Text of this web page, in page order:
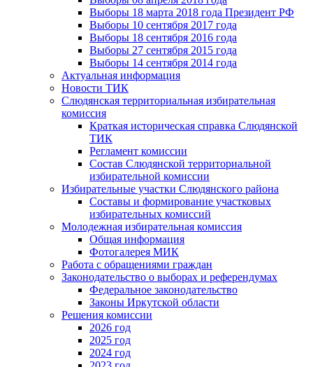
Выборы 18 марта 2018 года Президент РФ
Выборы 10 сентября 2017 года
Выборы 18 сентября 2016 года
Выборы 27 сентября 2015 года
Выборы 14 сентября 2014 года
Актуальная информация
Новости ТИК
Слюдянская территориальная избирательная
комиссия
Краткая историческая справка Слюдянской
ТИК
Регламент комиссии
Состав Слюдянской территориальной
избирательной комиссии
Избирательные участки Слюдянского района
Составы и формирование участковых
избирательных комиссий
Молодежная избирательная комиссия
Общая информация
Фотогалерея МИК
Работа с обращениями граждан
Законодательство о выборах и референдумах
Федеральное законодательство
Законы Иркутской области
Решения комиссии
2026 год
2025 год
2024 год